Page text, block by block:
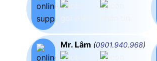
Mr. Lâm (0901.940.968)